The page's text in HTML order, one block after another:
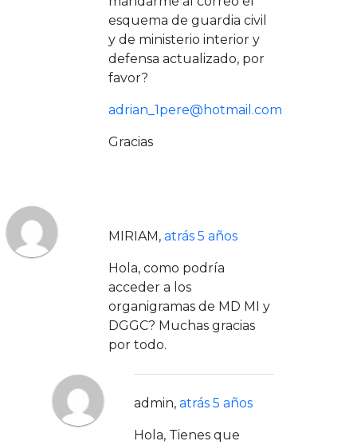
esquema de guardia civil
y de ministerio interior y
defensa actualizado, por
favor?
adrian_1pere@hotmail.com
Gracias
MIRIAM, atrás 5 años
Hola, como podría
acceder a los
organigramas de MD MI y
DGGC? Muchas gracias
por todo.
admin, atrás 5 años
Hola, Tienes que